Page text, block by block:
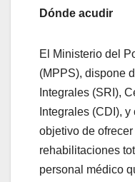
Dónde acudir
El Ministerio del
(MPPS), dispone
Integrales (SRI),
Integrales (CDI),
objetivo de
rehabilitaciones
personal médico